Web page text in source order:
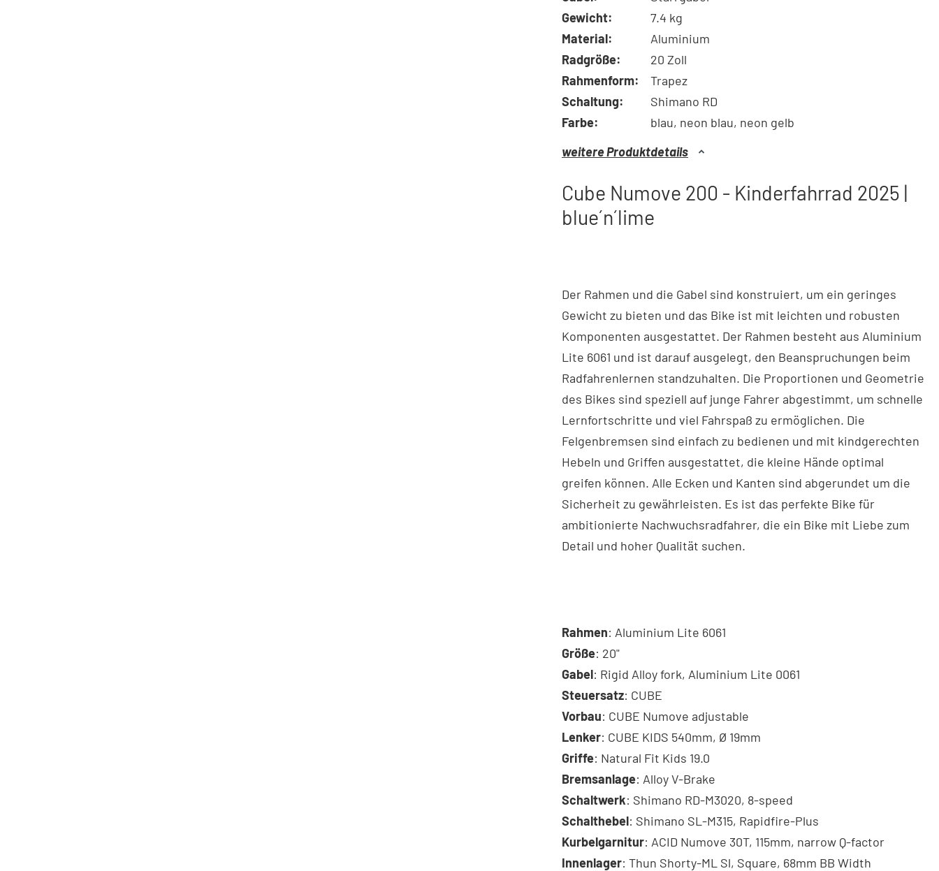
Gewicht:
7.4 kg
Material:
Aluminium
Radgröße:
20 Zoll
Rahmenform:
Trapez
Schaltung:
Shimano RD
Farbe:
blau, neon blau, neon gelb
weitere Produktdetails
Cube Numove 200 - Kinderfahrrad 2025 |
blue´n´lime
Der Rahmen und die Gabel sind konstruiert, um ein geringes
Gewicht zu bieten und das Bike ist mit leichten und robusten
Komponenten ausgestattet. Der Rahmen besteht aus Aluminium
Lite 6061 und ist darauf ausgelegt, den Beanspruchungen beim
Radfahrenlernen standzuhalten. Die Proportionen und Geometrie
des Bikes sind speziell auf junge Fahrer abgestimmt, um schnelle
Lernfortschritte und viel Fahrspaß zu ermöglichen. Die
Felgenbremsen sind einfach zu bedienen und mit kindgerechten
Hebeln und Griffen ausgestattet, die kleine Hände optimal
greifen können. Alle Ecken und Kanten sind abgerundet um die
Sicherheit zu gewährleisten. Es ist das perfekte Bike für
ambitionierte Nachwuchsradfahrer, die ein Bike mit Liebe zum
Detail und hoher Qualität suchen.
Rahmen: Aluminium Lite 6061
Größe: 20"
Gabel: Rigid Alloy fork, Aluminium Lite 0061
Steuersatz: CUBE
Vorbau: CUBE Numove adjustable
Lenker: CUBE KIDS 540mm, Ø 19mm
Griffe: Natural Fit Kids 19.0
Bremsanlage: Alloy V-Brake
Schaltwerk: Shimano RD-M3020, 8-speed
Schalthebel: Shimano SL-M315, Rapidfire-Plus
Kurbelgarnitur: ACID Numove 30T, 115mm, narrow Q-factor
Innenlager: Thun Shorty-ML Sl, Square, 68mm BB Width